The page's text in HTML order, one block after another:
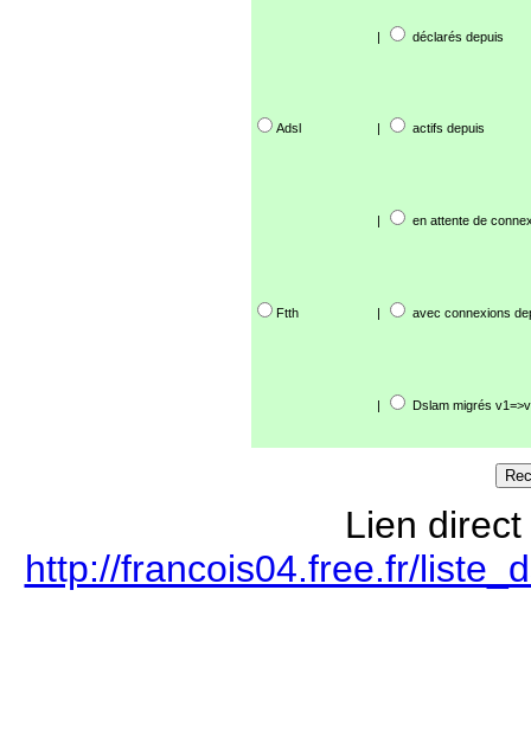
| déclarés depuis
Adsl | actifs depuis
| en attente de
Ftth | avec connexions
| Dslam migrés
Lien
http://francois04.free.fr/